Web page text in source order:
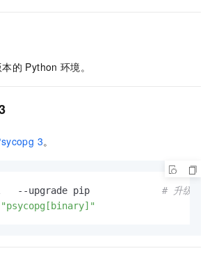
的 Python 环境。
3。
--upgrade pip # 升级
"psycopg[binary]"